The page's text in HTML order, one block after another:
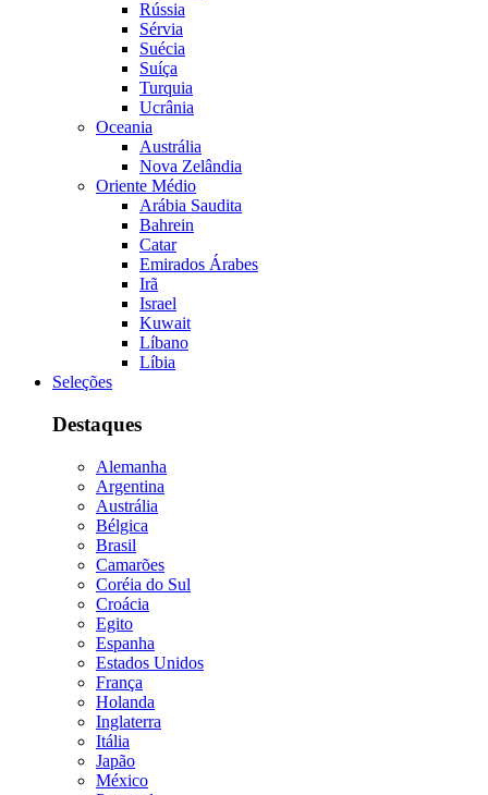
Rússia
Sérvia
Suécia
Suíça
Turquia
Ucrânia
Oceania
Austrália
Nova Zelândia
Oriente Médio
Arábia Saudita
Bahrein
Catar
Emirados Árabes
Irã
Israel
Kuwait
Líbano
Líbia
Seleções
Destaques
Alemanha
Argentina
Austrália
Bélgica
Brasil
Camarões
Coréia do Sul
Croácia
Egito
Espanha
Estados Unidos
França
Holanda
Inglaterra
Itália
Japão
México